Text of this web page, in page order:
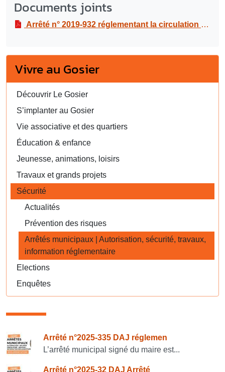
Documents joints
Arrêté n° 2019-932 réglementant la circulation et le stationnement à route de Belle Place- Pliane, dans le cadre du chemin de Croix organisé par la paroisse Saint-Louis du Gosier
Vivre au Gosier
Découvrir Le Gosier
S’implanter au Gosier
Vie associative et des quartiers
Éducation & enfance
Jeunesse, animations, loisirs
Travaux et grands projets
Sécurité
Actualités
Prévention des risques
Arrêtés municipaux | Autorisation, sécurité, travaux,
information réglementaire
Elections
Enquêtes
Consulter également
Arrêté n°2025-335 DAJ réglemen
L’arrêté municipal signé du maire est...
Arrêté n°2025-32 DAJ Arrêté